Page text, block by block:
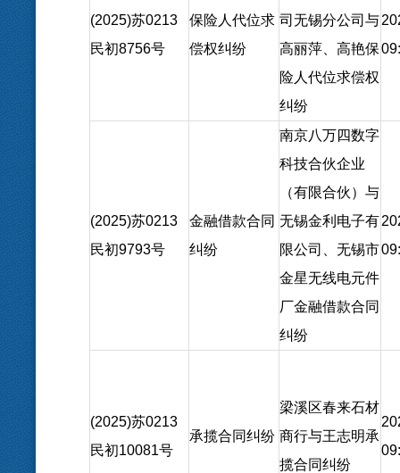
(2025)苏0213
民初8756号
保险人代位求
偿权纠纷
司无锡分公司与
高丽萍、高艳保
险人代位求偿权
纠纷
(2025)苏0213
民初9793号
金融借款合同
纠纷
南京八万四数字
科技合伙企业
（有限合伙）与
无锡金利电子有
限公司、无锡市
金星无线电元件
厂金融借款合同
纠纷
(2025)苏0213
民初10081号
承揽合同纠纷
梁溪区春来石材
商行与王志明承
揽合同纠纷